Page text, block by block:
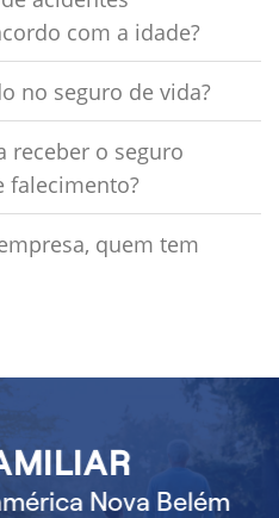
com a idade?
no seguro de vida?
receber o seguro
falecimento?
quem tem
Nova Belém